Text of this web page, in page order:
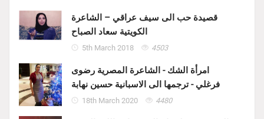
قصيدة حب الى سيف عراقي – الشاعرة
الكويتية سعاد الصباح
5th March 2018 4503
امرأة الشك - الشاعرة المصرية رضوى
فرغلي - ترجمها الى الاسبانية حسين نهابة
18th March 2020 4480